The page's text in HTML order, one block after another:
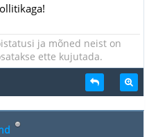
ja mõned neist on
ette kujutada.